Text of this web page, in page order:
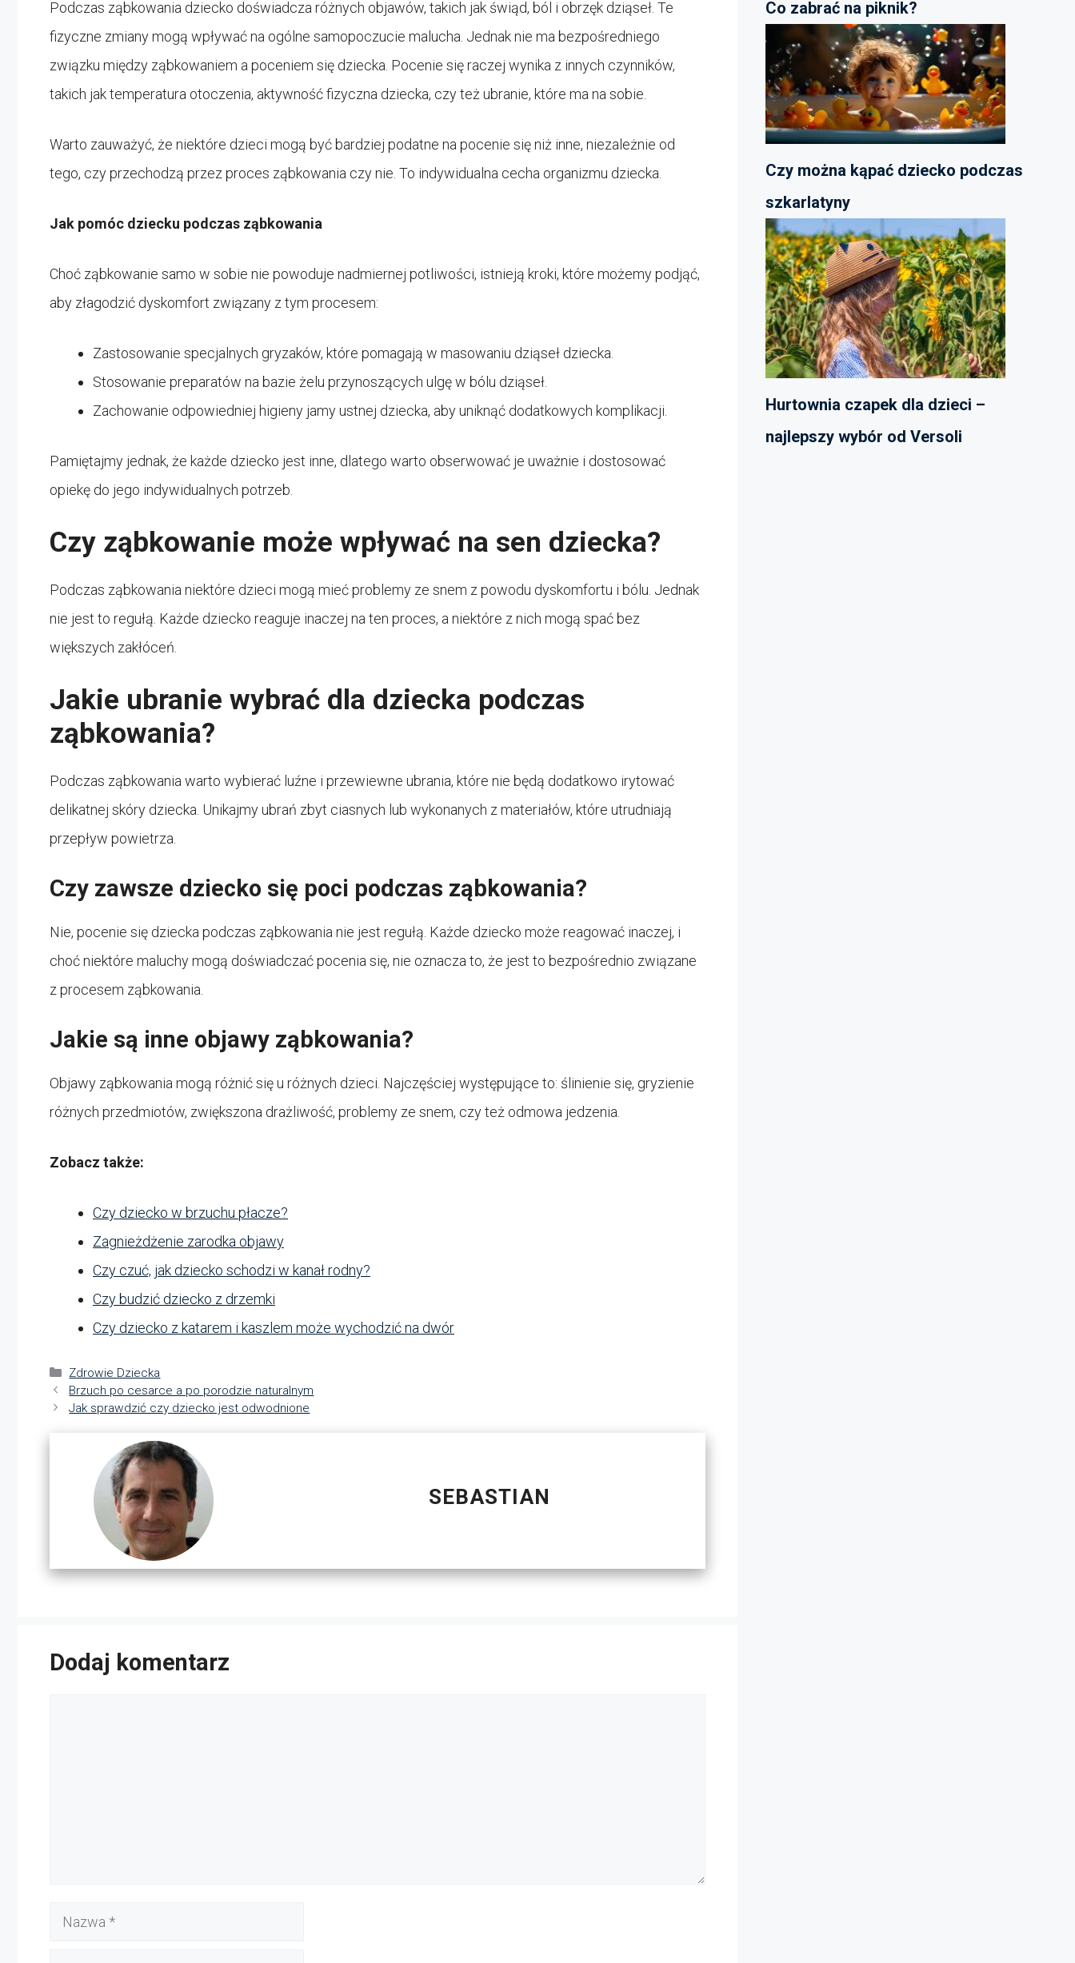
Podczas ząbkowania dziecko doświadcza różnych objawów, takich jak świąd, ból i obrzęk dziąseł. Te
fizyczne zmiany mogą wpływać na ogólne samopoczucie malucha. Jednak nie ma bezpośredniego
związku między ząbkowaniem a poceniem się dziecka. Pocenie się raczej wynika z innych czynników,
takich jak temperatura otoczenia, aktywność fizyczna dziecka, czy też ubranie, które ma na sobie.
Warto zauważyć, że niektóre dzieci mogą być bardziej podatne na pocenie się niż inne, niezależnie od
tego, czy przechodzą przez proces ząbkowania czy nie. To indywidualna cecha organizmu dziecka.
Jak pomóc dziecku podczas ząbkowania
Choć ząbkowanie samo w sobie nie powoduje nadmiernej potliwości, istnieją kroki, które możemy podjąć,
aby złagodzić dyskomfort związany z tym procesem:
Zastosowanie specjalnych gryzaków, które pomagają w masowaniu dziąseł dziecka.
Stosowanie preparatów na bazie żelu przynoszących ulgę w bólu dziąseł.
Zachowanie odpowiedniej higieny jamy ustnej dziecka, aby uniknąć dodatkowych komplikacji.
Pamiętajmy jednak, że każde dziecko jest inne, dlatego warto obserwować je uważnie i dostosować
opiekę do jego indywidualnych potrzeb.
Czy ząbkowanie może wpływać na sen dziecka?
Podczas ząbkowania niektóre dzieci mogą mieć problemy ze snem z powodu dyskomfortu i bólu. Jednak
nie jest to regułą. Każde dziecko reaguje inaczej na ten proces, a niektóre z nich mogą spać bez
większych zakłóceń.
Jakie ubranie wybrać dla dziecka podczas
ząbkowania?
Podczas ząbkowania warto wybierać luźne i przewiewne ubrania, które nie będą dodatkowo irytować
delikatnej skóry dziecka. Unikajmy ubrań zbyt ciasnych lub wykonanych z materiałów, które utrudniają
przepływ powietrza.
Czy zawsze dziecko się poci podczas ząbkowania?
Nie, pocenie się dziecka podczas ząbkowania nie jest regułą. Każde dziecko może reagować inaczej, i
choć niektóre maluchy mogą doświadczać pocenia się, nie oznacza to, że jest to bezpośrednio związane
z procesem ząbkowania.
Jakie są inne objawy ząbkowania?
Objawy ząbkowania mogą różnić się u różnych dzieci. Najczęściej występujące to: ślinienie się, gryzienie
różnych przedmiotów, zwiększona drażliwość, problemy ze snem, czy też odmowa jedzenia.
Zobacz także:
Czy dziecko w brzuchu płacze?
Zagnieżdżenie zarodka objawy
Czy czuć, jak dziecko schodzi w kanał rodny?
Czy budzić dziecko z drzemki
Czy dziecko z katarem i kaszlem może wychodzić na dwór
Kategorie
Zdrowie Dziecka
Brzuch po cesarce a po porodzie naturalnym
Jak sprawdzić czy dziecko jest odwodnione
SEBASTIAN
Dodaj komentarz
Nazwa
Co zabrać na piknik?
Czy można kąpać dziecko podczas
szkarlatyny
Hurtownia czapek dla dzieci –
najlepszy wybór od Versoli